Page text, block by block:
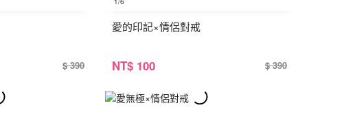
$ 390
愛的印記×情侶對戒
NT$ 100 $ 390